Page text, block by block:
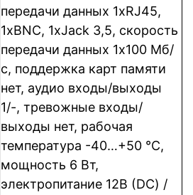
передачи данных 1xRJ45,
1xBNC, 1xJack 3,5, cкорость
передачи данных 1x100 Мб/
с, поддержка карт памяти
нет, аудио входы/выходы
1/-, тревожные входы/
выходы нет, рабочая
температура -40…+50 °C,
мощность 6 Вт,
электропитание 12В (DC) /